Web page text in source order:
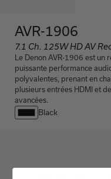
AVR-1906
7.1 Ch. 125W HD AV
Le Denon AVR-1906 est un
puissante performance
polyvalentes, prenant en
plusieurs entrées HDMI et
avancées.
Black